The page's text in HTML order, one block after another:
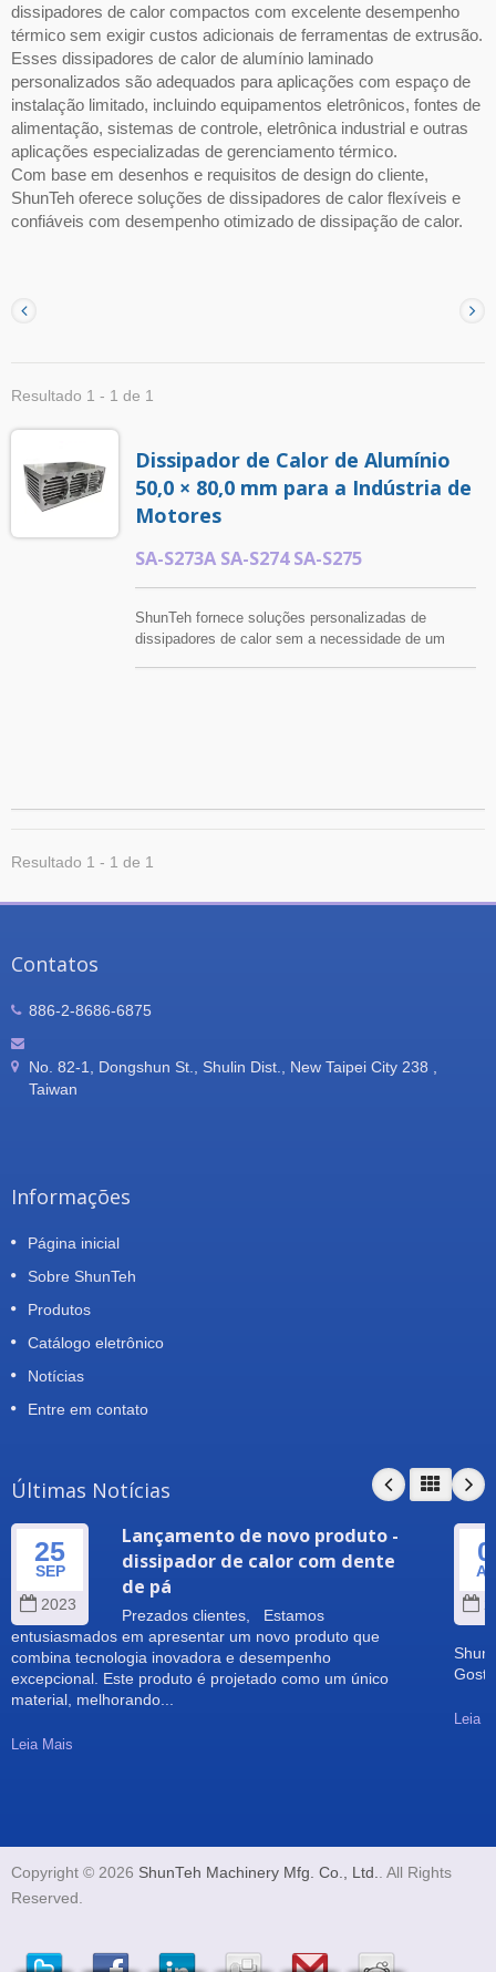
dissipadores de calor compactos com excelente desempenho
térmico sem exigir custos adicionais de ferramentas de extrusão.
Esses dissipadores de calor de alumínio laminado
personalizados são adequados para aplicações com espaço de
instalação limitado, incluindo equipamentos eletrônicos, fontes de
alimentação, sistemas de controle, eletrônica industrial e outras
aplicações especializadas de gerenciamento térmico.
Com base em desenhos e requisitos de design do cliente,
ShunTeh oferece soluções de dissipadores de calor flexíveis e
confiáveis com desempenho otimizado de dissipação de calor.
Resultado 1 - 1 de 1
Dissipador de Calor de Alumínio
50,0 × 80,0 mm para a Indústria de
Motores
SA-S273A SA-S274 SA-S275
ShunTeh fornece soluções personalizadas de
dissipadores de calor sem a necessidade de um
Resultado 1 - 1 de 1
Contatos
886-2-8686-6875
No. 82-1, Dongshun St., Shulin Dist., New Taipei City 238 ,
Taiwan
Informações
Página inicial
Sobre ShunTeh
Produtos
Catálogo eletrônico
Notícias
Entre em contato
Últimas Notícias
25
SEP
2023
Lançamento de novo produto -
dissipador de calor com dente
de pá
Prezados clientes, Estamos
entusiasmados em apresentar um novo produto que
combina tecnologia inovadora e desempenho
excepcional. Este produto é projetado como um único
material, melhorando...
Leia Mais
Shun
Leia
Copyright © 2026 ShunTeh Machinery Mfg. Co., Ltd.. All Rights
Reserved.